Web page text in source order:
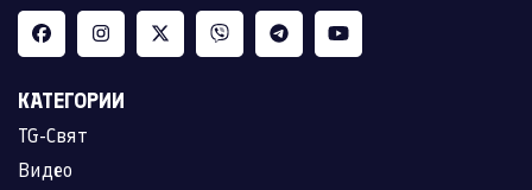
КАТЕГОРИИ
TG-Свят
Видео